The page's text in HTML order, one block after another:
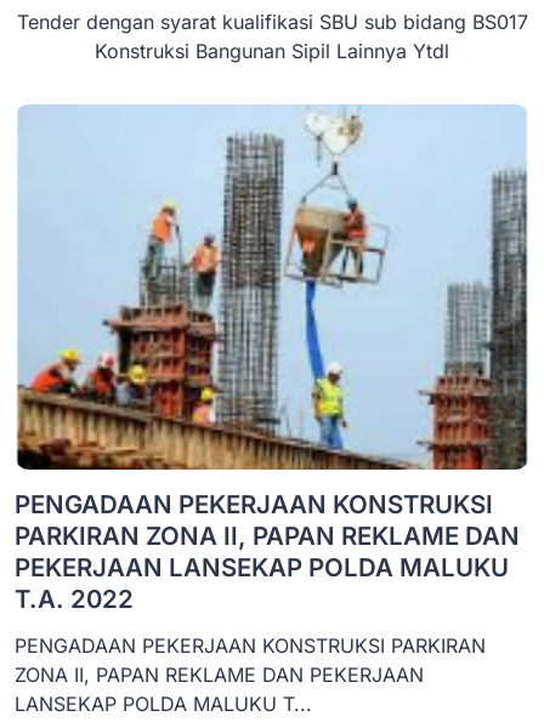
Tender dengan syarat kualifikasi SBU sub bidang BS017
Konstruksi Bangunan Sipil Lainnya Ytdl
PENGADAAN PEKERJAAN KONSTRUKSI
PARKIRAN ZONA II, PAPAN REKLAME DAN
PEKERJAAN LANSEKAP POLDA MALUKU
T.A. 2022
PENGADAAN PEKERJAAN KONSTRUKSI PARKIRAN
ZONA II, PAPAN REKLAME DAN PEKERJAAN
LANSEKAP POLDA MALUKU T...